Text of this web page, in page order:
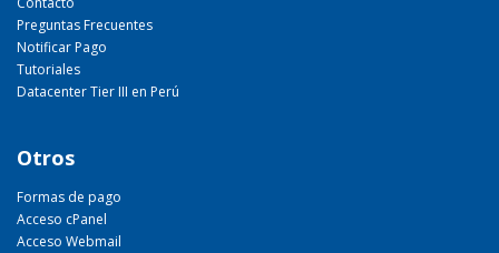
Preguntas Frecuentes
Notificar Pago
Tutoriales
Datacenter Tier III en Perú
Otros
Formas de pago
Acceso cPanel
Acceso Webmail